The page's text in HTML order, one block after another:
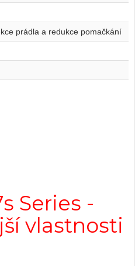
prádla a redukce pomačkání
Series -
vlastnosti